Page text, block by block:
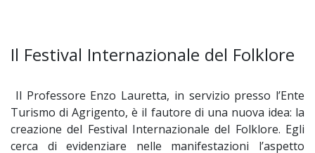
Il Festival Internazionale del Folklore
Il Professore Enzo Lauretta, in servizio presso l’Ente
Turismo di Agrigento, è il fautore di una nuova idea: la
creazione del Festival Internazionale del Folklore. Egli
cerca di evidenziare nelle manifestazioni l’aspetto